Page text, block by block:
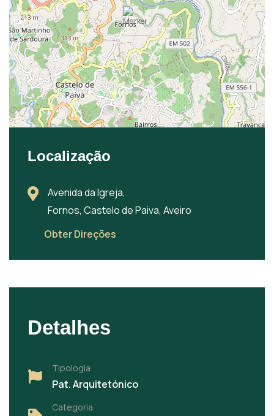
Localização
Avenida da Igreja,
Fornos, Castelo de Paiva, Aveiro
Obter Direções
Detalhes
Tipologia
Pat. Arquitetónico
Categoria